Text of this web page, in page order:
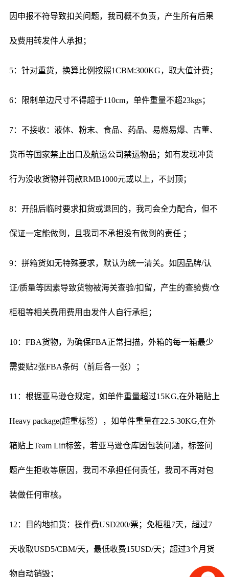
因申报不符导致扣关问题，我司概不负责，产生所有后果
及费用转发件人承担；
5：针对重货，换算比例按照1CBM:300KG，取大值计费；
6：限制单边尺寸不得超于110cm，单件重量不超23kgs；
7：不接收：液体、粉末、食品、药品、易燃易爆、古董、
货币等国家禁止出口及航运公司禁运物品；如有发现冲货
行为没收货物并罚款RMB1000元或以上，不封顶；
8：开船后临时要求扣货或退回的，我司会全力配合，但不
保证一定能做到，且我司不承担没有做到的责任 ；
9：拼箱货如无特殊要求，默认为统一清关。如因品牌/认
证/质量等因素导致货物被海关查验/扣留，产生的查验费/仓
柜租等相关费用费用由发件人自行承担；
10：FBA货物，为确保FBA正常扫描，外箱的每一箱最少
需要贴2张FBA条码（前后各一张）；
11：根据亚马逊仓规定，如单件重量超过15KG,在外箱贴上
Heavy package(超重标签），如单件重量在22.5-30KG,在外
箱贴上Team Lift标签，若亚马逊仓库因包装问题，标签问
题产生拒收等原因，我司不承担任何责任，我司不再对包
装做任何审核。
12：目的地扣货：操作费USD200/票；免柜租7天，超过7
天收取USD5/CBM/天，最低收费15USD/天；超过3个月货
物自动销毁；